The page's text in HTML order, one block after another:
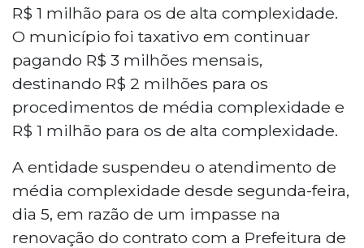
R$ 1 milhão para os de alta complexidade.
O município foi taxativo em continuar
pagando R$ 3 milhões mensais,
destinando R$ 2 milhões para os
procedimentos de média complexidade e
R$ 1 milhão para os de alta complexidade.
A entidade suspendeu o atendimento de
média complexidade desde segunda-feira,
dia 5, em razão de um impasse na
renovação do contrato com a Prefeitura de